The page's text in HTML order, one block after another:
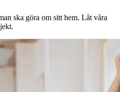
ska göra om sitt hem. Låt våra